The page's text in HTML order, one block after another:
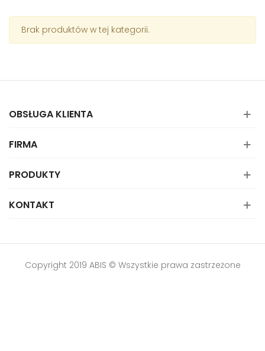
Brak produktów w tej kategorii.
OBSŁUGA KLIENTA
FIRMA
PRODUKTY
KONTAKT
Copyright 2019 ABIS © Wszystkie prawa zastrzeżone